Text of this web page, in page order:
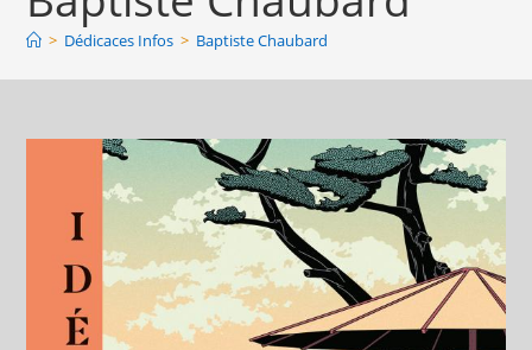
> Dédicaces Infos > Baptiste Chaubard